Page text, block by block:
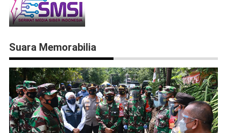
Suara Memorabilia